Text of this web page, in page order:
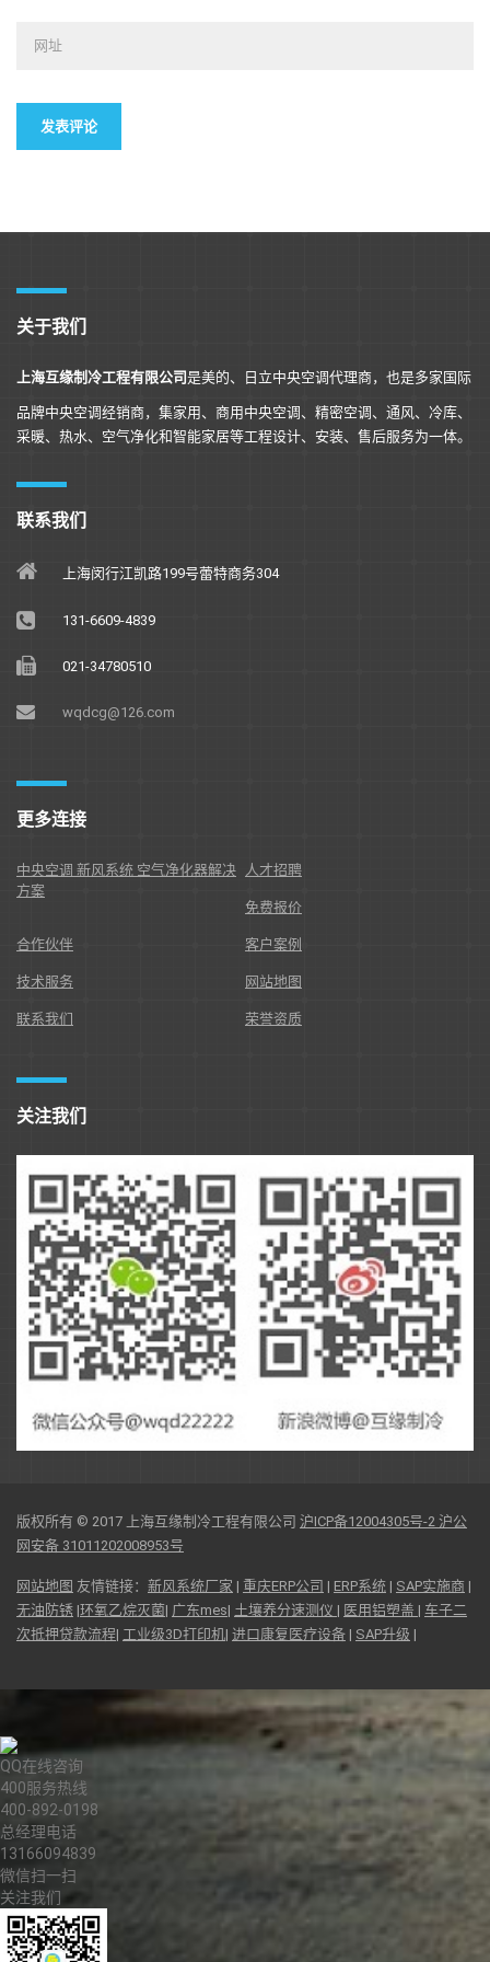
关于我们
上海互缘制冷工程有限公司是美的、日立中央空调代理商，也是多家国际
品牌中央空调经销商，集家用、商用中央空调、精密空调、通风、冷库、
采暖、热水、空气净化和智能家居等工程设计、安装、售后服务为一体。
联系我们
上海闵行江凯路199号蕾特商务304
131-6609-4839
021-34780510
wqdcg@126.com
更多连接
中央空调 新风系统 空气净化器解决
方案
人才招聘
免费报价
合作伙伴 客户案例
技术服务 网站地图
联系我们 荣誉资质
关注我们
版权所有 © 2017 上海互缘制冷工程有限公司 沪ICP备12004305号-2 沪公
网安备 31011202008953号
网站地图 友情链接： 新风系统厂家 | 重庆ERP公司 | ERP系统 | SAP实施商 |
无油防锈 |环氧乙烷灭菌| 广东mes| 土壤养分速测仪 | 医用铝塑盖 | 车子二
次抵押贷款流程| 工业级3D打印机| 进口康复医疗设备 | SAP升级 |
QQ在线咨询
400服务热线
400-892-0198
总经理电话
13166094839
微信扫一扫
关注我们